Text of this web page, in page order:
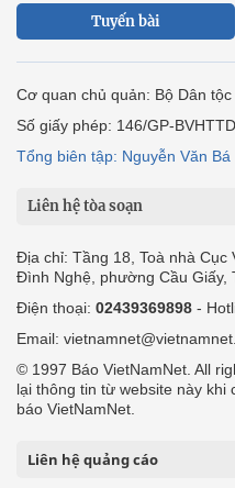
Tuyến bài
Cơ quan chủ quản: Bộ Dân
Số giấy phép: 146/GP-
Tổng biên tập: Nguyễn Văn Bá
Liên hệ tòa soạn
Địa chỉ: Tầng 18, Toà nhà Cục
Đình Nghệ, phường Cầu Giấy,
Điện thoại: 02439369898 -
Email:
© 1997 Báo VietNamNet. All
lại thông tin từ website này khi
báo VietNamNet.
Liên hệ quảng cáo